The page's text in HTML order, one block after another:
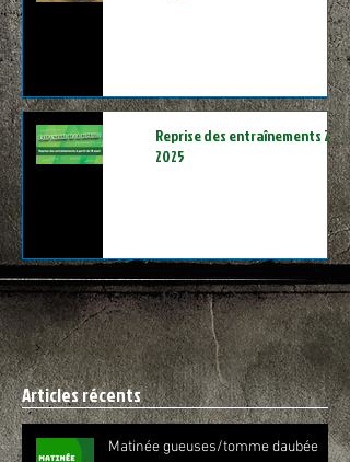
Reprise des entraînements 2024-
2025
1/24
Articles récents
Matinée gueuses/tomme daubée